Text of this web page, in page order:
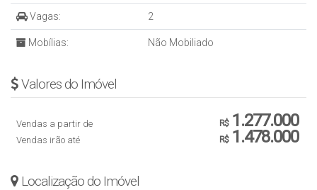
Living
Área de Serviço
Sala de jantar
Espera para split
Fechadura com senha na porta de entrada
Vagas: 2
Mobílias: Não Mobiliado
Valores do Imóvel
R$1.277.000
Vendas a partir de
R$1.478.000
Vendas irão até
Localização do Imóvel